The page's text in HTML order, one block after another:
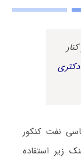
نفت کنکور
از لینک زیر استفاده